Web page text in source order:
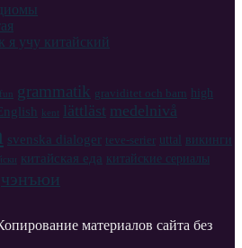
я учу китайский
fun grammatik graviditet och barn high
kent lättläst medelnivå
svenska dialoger teve-serier uttal викинги
китайская еда китайские сериалы
чэнъюи
материалов сайта без